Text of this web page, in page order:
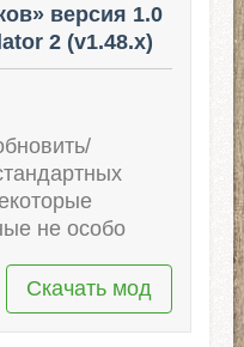
версия 1.0
2 (v1.48.x)
не особо
Скачать мод